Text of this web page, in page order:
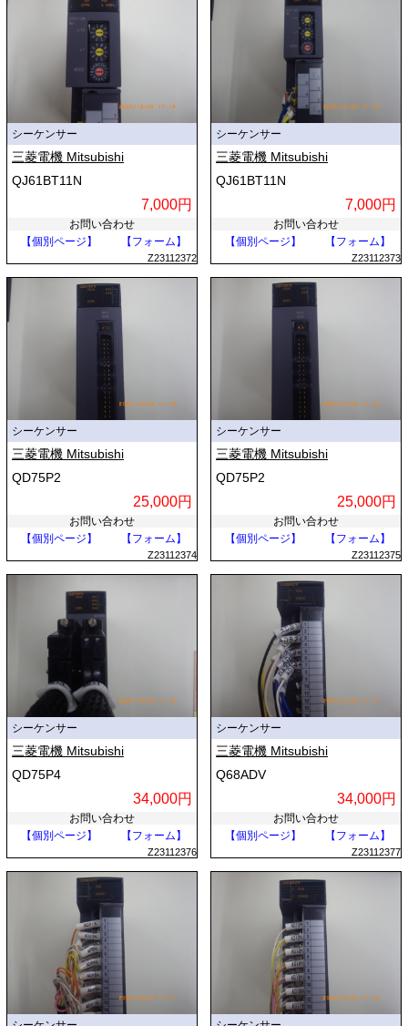
シーケンサー
三菱電機 Mitsubishi
QJ61BT11N
7,000円
お問い合わせ
【個別ページ】
【フォーム】
Z23112372
シーケンサー
三菱電機 Mitsubishi
QJ61BT11N
7,000円
お問い合わせ
【個別ページ】
【フォーム】
Z23112373
シーケンサー
三菱電機 Mitsubishi
QD75P2
25,000円
お問い合わせ
【個別ページ】
【フォーム】
Z23112374
シーケンサー
三菱電機 Mitsubishi
QD75P2
25,000円
お問い合わせ
【個別ページ】
【フォーム】
Z23112375
シーケンサー
三菱電機 Mitsubishi
QD75P4
34,000円
お問い合わせ
【個別ページ】
【フォーム】
Z23112376
シーケンサー
三菱電機 Mitsubishi
Q68ADV
34,000円
お問い合わせ
【個別ページ】
【フォーム】
Z23112377